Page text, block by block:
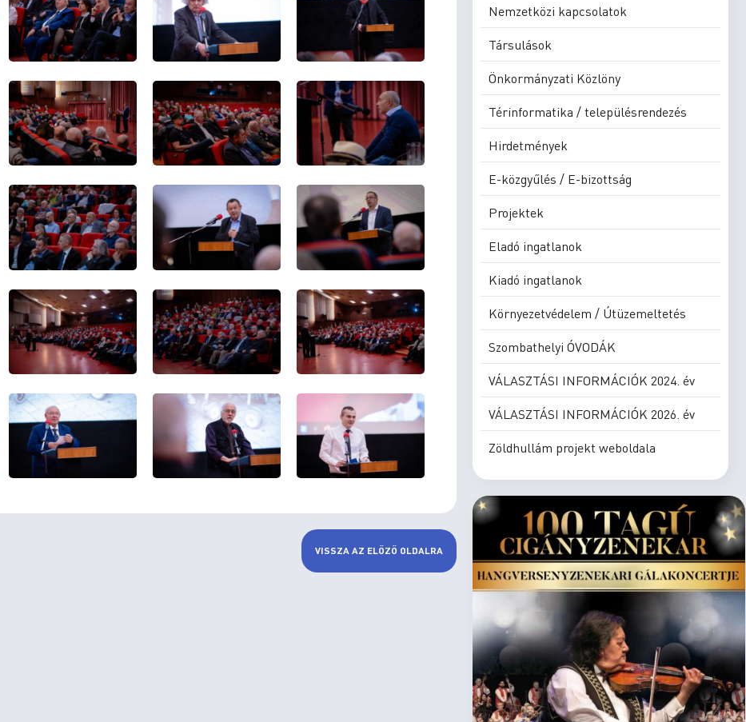
VISSZA AZ ELŐZŐ OLDALRA
Nemzetközi kapcsolatok
Társulások
Önkormányzati Közlöny
Térinformatika / településrendezés
Hirdetmények
E-közgyűlés / E-bizottság
Projektek
Eladó ingatlanok
Kiadó ingatlanok
Környezetvédelem / Útüzemeltetés
Szombathelyi ÓVODÁK
VÁLASZTÁSI INFORMÁCIÓK 2024. év
VÁLASZTÁSI INFORMÁCIÓK 2026. év
Zöldhullám projekt weboldala